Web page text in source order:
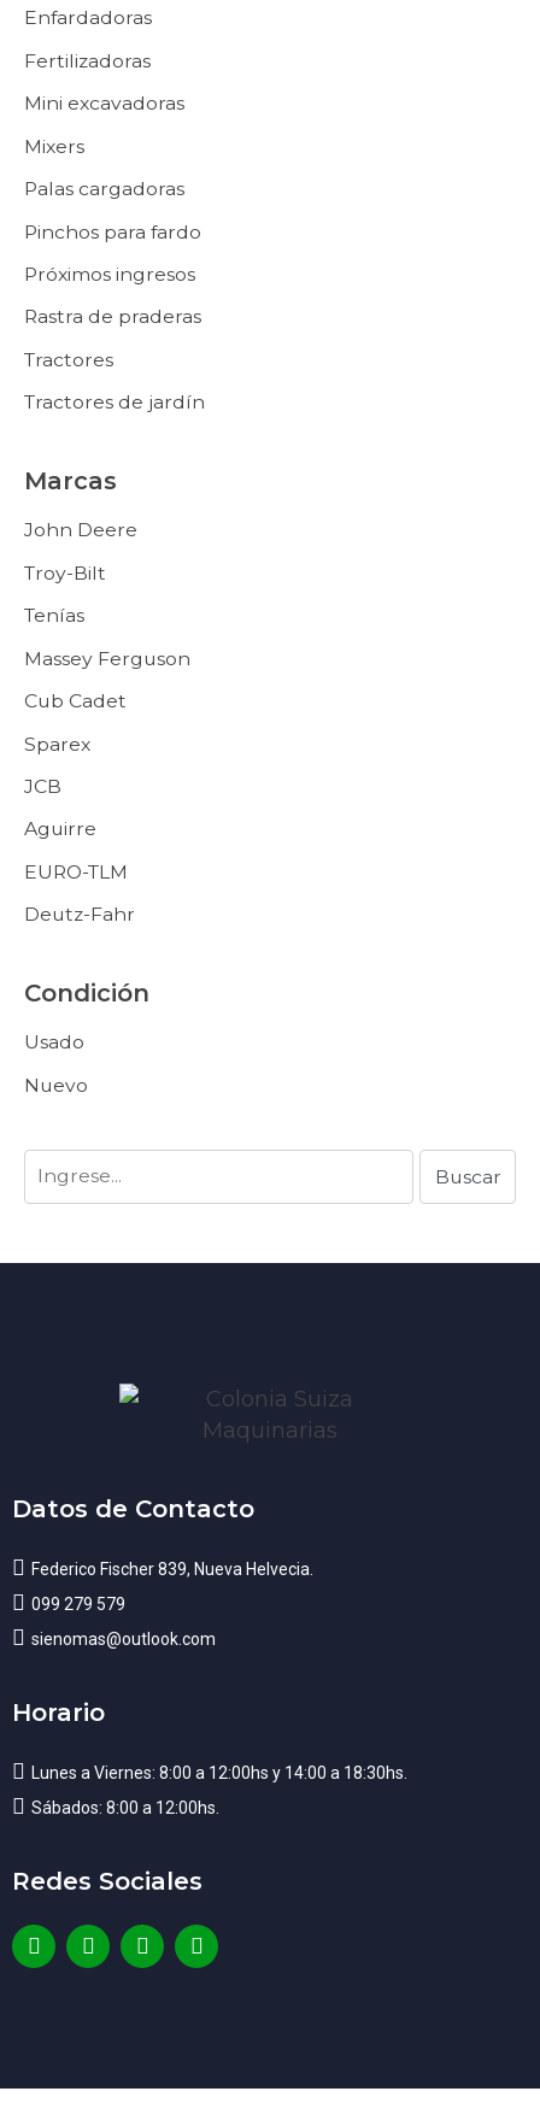
Enfardadoras
Fertilizadoras
Mini excavadoras
Mixers
Palas cargadoras
Pinchos para fardo
Próximos ingresos
Rastra de praderas
Tractores
Tractores de jardín
Marcas
John Deere
Troy-Bilt
Tenías
Massey Ferguson
Cub Cadet
Sparex
JCB
Aguirre
EURO-TLM
Deutz-Fahr
Condición
Usado
Nuevo
Datos de Contacto
Federico Fischer 839, Nueva Helvecia.
099 279 579
sienomas@outlook.com
Horario
Lunes a Viernes: 8:00 a 12:00hs y 14:00 a 18:30hs.
Sábados: 8:00 a 12:00hs.
Redes Sociales